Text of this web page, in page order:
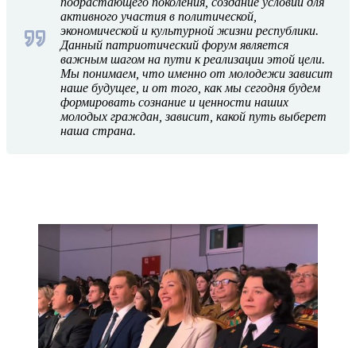
активного участия в политической,
экономической и культурной жизни республики.
Данный патриотический форум является
важным шагом на пути к реализации этой цели.
Мы понимаем, что именно от молодежи зависит
наше будущее, и от того, как мы сегодня будем
формировать сознание и ценности наших
молодых граждан, зависит, какой путь выберет
наша страна.